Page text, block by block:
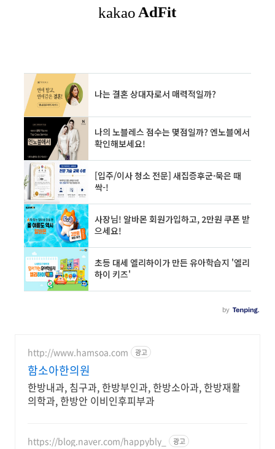
http://www.hamsoa.com 광고
함소아한의원
한방내과, 침구과, 한방부인과, 한방소아과, 한방재활
의학과, 한방안 이비인후피부과
https://blog.naver.com/happybly_ 광고